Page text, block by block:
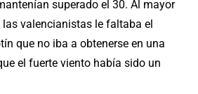
superado el 30. Al mayor
valencianistas le faltaba el
que no iba a obtenerse en una
el fuerte viento había sido un